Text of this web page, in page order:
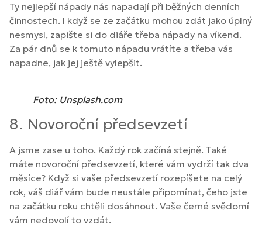
Ty nejlepší nápady nás napadají při běžných denních
činnostech. I když se ze začátku mohou zdát jako úplný
nesmysl, zapište si do diáře třeba nápady na víkend.
Za pár dnů se k tomuto nápadu vrátíte a třeba vás
napadne, jak jej ještě vylepšit.
Foto: Unsplash.com
8. Novoroční předsevzetí
A jsme zase u toho. Každý rok začíná stejně. Také
máte novoroční předsevzetí, které vám vydrží tak dva
měsíce? Když si vaše předsevzetí rozepíšete na celý
rok, váš diář vám bude neustále připomínat, čeho jste
na začátku roku chtěli dosáhnout. Vaše černé svědomí
vám nedovolí to vzdát.